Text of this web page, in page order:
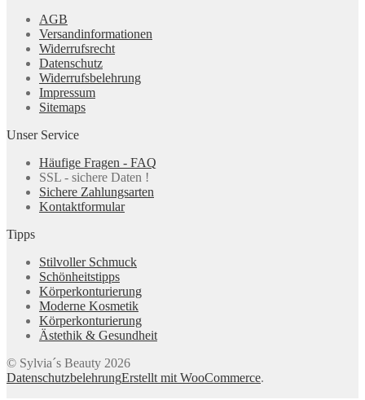
AGB
Versandinformationen
Widerrufsrecht
Datenschutz
Widerrufsbelehrung
Impressum
Sitemaps
Unser Service
Häufige Fragen - FAQ
SSL - sichere Daten !
Sichere Zahlungsarten
Kontaktformular
Tipps
Stilvoller Schmuck
Schönheitstipps
Körperkonturierung
Moderne Kosmetik
Körperkonturierung
Ästethik & Gesundheit
© Sylvia´s Beauty 2026
DatenschutzbelehrungErstellt mit WooCommerce.